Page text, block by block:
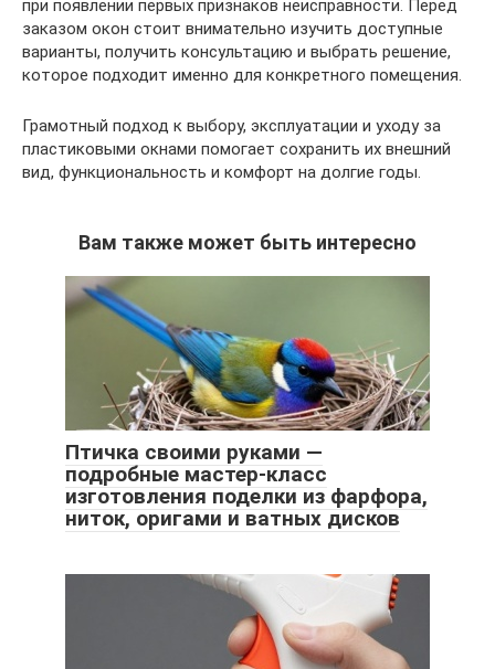
при появлении первых признаков неисправности. Перед
заказом окон стоит внимательно изучить доступные
варианты, получить консультацию и выбрать решение,
которое подходит именно для конкретного помещения.
Грамотный подход к выбору, эксплуатации и уходу за
пластиковыми окнами помогает сохранить их внешний
вид, функциональность и комфорт на долгие годы.
Вам также может быть интересно
Птичка своими руками —
подробные мастер-класс
изготовления поделки из фарфора,
ниток, оригами и ватных дисков